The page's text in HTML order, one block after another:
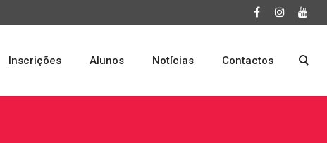
Inscrições Alunos Notícias Contactos